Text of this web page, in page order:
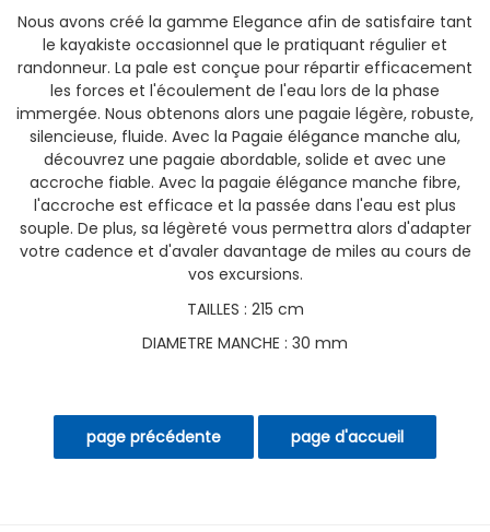
Nous avons créé la gamme Elegance afin de satisfaire tant
le kayakiste occasionnel que le pratiquant régulier et
randonneur. La pale est conçue pour répartir efficacement
les forces et l'écoulement de l'eau lors de la phase
immergée. Nous obtenons alors une pagaie légère, robuste,
silencieuse, fluide. Avec la Pagaie élégance manche alu,
découvrez une pagaie abordable, solide et avec une
accroche fiable. Avec la pagaie élégance manche fibre,
l'accroche est efficace et la passée dans l'eau est plus
souple. De plus, sa légèreté vous permettra alors d'adapter
votre cadence et d'avaler davantage de miles au cours de
vos excursions.
TAILLES : 215 cm
DIAMETRE MANCHE : 30 mm